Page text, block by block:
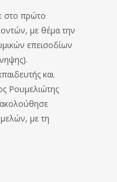
στο πρώτο
με θέμα την
επεισοδίων
και
Ρουμελιώτης
ακολούθησε
με τη